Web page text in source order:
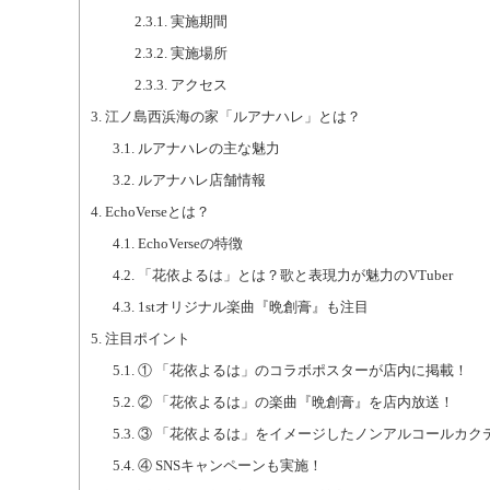
2.3.1.実施期間
2.3.2.実施場所
2.3.3.アクセス
3. 江ノ島西浜海の家「ルアナハレ」とは？
3.1.ルアナハレの主な魅力
3.2.ルアナハレ店舗情報
4. EchoVerseとは？
4.1.EchoVerseの特徴
4.2.「花依よるは」とは？歌と表現力が魅力のVTuber
4.3.1stオリジナル楽曲『晩創膏』も注目
5. 注目ポイント
5.1.① 「花依よるは」のコラボポスターが店内に掲載！
5.2.② 「花依よるは」の楽曲『晩創膏』を店内放送！
5.3.③ 「花依よるは」をイメージしたノンアルコールカク
5.4.④ SNSキャンペーンも実施！